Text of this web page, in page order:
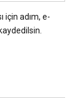
için adım, e-